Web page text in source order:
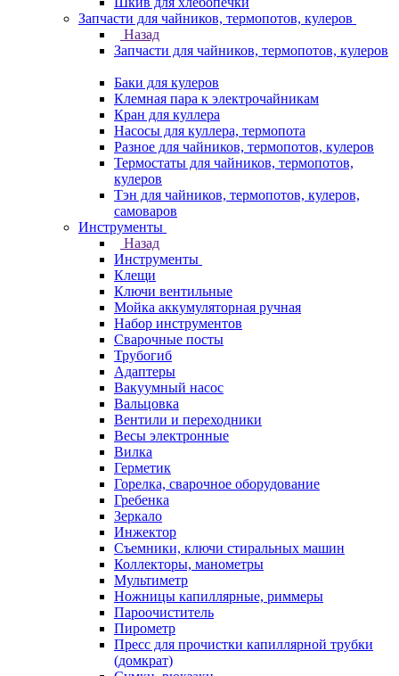
Запчасти для чайников, термопотов, кулеров
Назад
Запчасти для чайников, термопотов, кулеров
Баки для кулеров
Клемная пара к электрочайникам
Кран для куллера
Насосы для куллера, термопота
Разное для чайников, термопотов, кулеров
Термостаты для чайников, термопотов,
кулеров
Тэн для чайников, термопотов, кулеров,
самоваров
Инструменты
Назад
Инструменты
Клещи
Ключи вентильные
Мойка аккумуляторная ручная
Набор инструментов
Сварочные посты
Трубогиб
Aдаптеры
Вакуумный насос
Вальцовка
Вентили и переходники
Весы электронные
Вилка
Герметик
Горелка, сварочное оборудование
Гребенка
Зеркало
Инжектор
Съемники, ключи стиральных машин
Коллекторы, манометры
Мультиметр
Ножницы капиллярные, риммеры
Пароочиститель
Пирометр
Пресс для прочистки капиллярной трубки
(домкрат)